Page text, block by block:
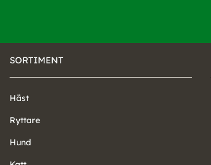
SORTIMENT
Häst
Ryttare
Hund